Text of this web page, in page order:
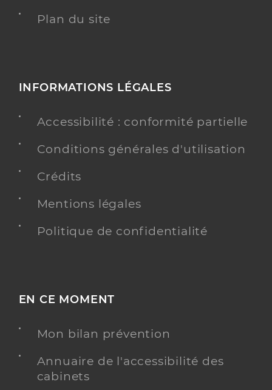
Plan du site
INFORMATIONS LÉGALES
Accessibilité : conformité partielle
Conditions générales d'utilisation
Crédits
Mentions légales
Politique de confidentialité
EN CE MOMENT
Mon bilan prévention
Annuaire de l'accessibilité des
cabinets